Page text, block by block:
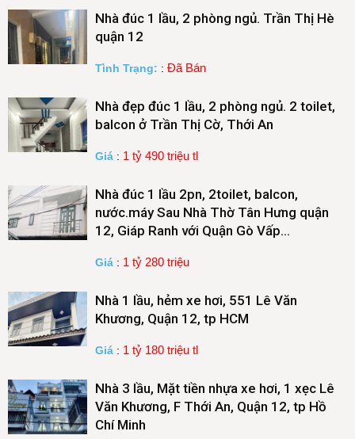
Nhà đúc 1 lầu, 2 phòng ngủ. Trần Thị Hè
quận 12
Tình Trạng: : Đã Bán
Nhà đẹp đúc 1 lầu, 2 phòng ngủ. 2 toilet,
balcon ở Trần Thị Cờ, Thới An
Giá : 1 tỷ 490 triệu tl
Nhà đúc 1 lầu 2pn, 2toilet, balcon,
nước.máy Sau Nhà Thờ Tân Hưng quận
12, Giáp Ranh với Quận Gò Vấp…
Giá : 1 tỷ 280 triệu
Nhà 1 lầu, hẻm xe hơi, 551 Lê Văn
Khương, Quận 12, tp HCM
Giá : 1 tỷ 180 triệu tl
Nhà 3 lầu, Mặt tiền nhựa xe hơi, 1 xẹc Lê
Văn Khương, F Thới An, Quận 12, tp Hồ
Chí Minh